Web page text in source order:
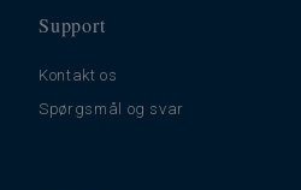
Support
Kontakt os
Spørgsmål og svar